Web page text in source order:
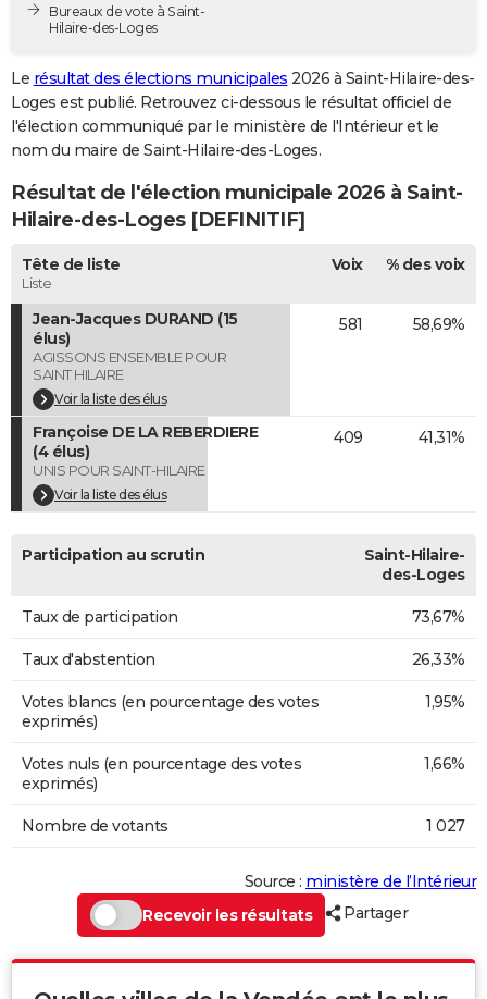
Destinations
City break
Voyage nature
Voyage de noces
Forum
PHOTO
GUIDES D'ACHAT
BONS PLANS
CARTE DE VOEUX
Carte de Noël
Carte Bonne année
Carte Saint-Valentin
Carte Pâques
Carte d'anniversaire
DICTIONNAIRE
COPAINS D'AVANT
S'inscrire
Se connecter
Lycées
Collèges
Primaires
Universités
Entreprises
Service militaire
Avis de recherche
AVIS DE DÉCÈS
FORUM
Bricolage
Lifestyle
Culture
Sport
Auto
Television
Voyage
Cinema
Bureaux de vote à Saint-
Hilaire-des-Loges
Le résultat des élections municipales 2026 à Saint-Hilaire-des-
Loges est publié. Retrouvez ci-dessous le résultat officiel de
l'élection communiqué par le ministère de l'Intérieur et le
nom du maire de Saint-Hilaire-des-Loges.
Résultat de l'élection municipale 2026 à Saint-
Hilaire-des-Loges [DEFINITIF]
Tête de liste
Liste
Voix % des voix
Jean-Jacques DURAND (15
élus)
AGISSONS ENSEMBLE POUR
SAINT HILAIRE
Voir la liste des élus
581 58,69%
Françoise DE LA REBERDIERE
(4 élus)
UNIS POUR SAINT-HILAIRE
Voir la liste des élus
409 41,31%
Participation au scrutin
Saint-Hilaire-
des-Loges
Taux de participation 73,67%
Taux d'abstention 26,33%
Votes blancs (en pourcentage des votes
exprimés)
1,95%
Votes nuls (en pourcentage des votes
exprimés)
1,66%
Nombre de votants 1 027
Source : ministère de l’Intérieur
Recevoir les résultats
Partager